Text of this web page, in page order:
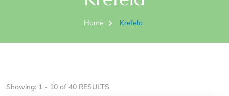
Home Krefeld
Showing: 1 - 10 of 40 RESULTS